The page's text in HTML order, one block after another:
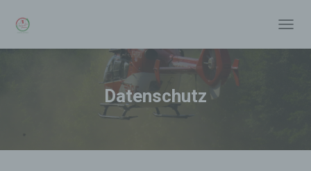
A
Datenschutz